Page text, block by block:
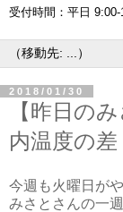
受付時間：平日 9:00-
2018/01/30
【昨日の
内温度の差
今週も火曜日が
みさとさんの一